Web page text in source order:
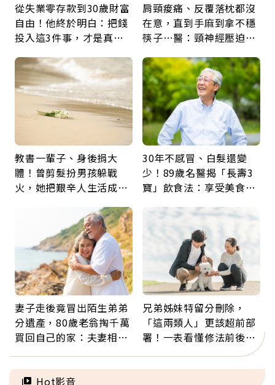
從失業零存款到30歲財富
自由！他終於明白：把錢
投入這3件事，才是真正
肩頸痠痛、反覆落枕都沒
在意，直到手麻到拿不穩
筷子…醫：頸神經壓迫上
鍵
教書一輩子、身後捐大
體！曾剪髮扮男孩躲戰
火，她把艱辛人生活成風
30年不感冒、白髮還變
少！89歲名醫揭「長壽3
寶」飲食法：享受美食不
妻子走後竟冒出陌生弟弟
分遺產，80歲老翁掏千萬
買回自己的家：夫妻相守
兄弟姊妹特留分刪除，
「這兩類人」更該超前部
署！一表看懂修法前後差
異：沒留遺囑手足反而分
更多
Hot影音